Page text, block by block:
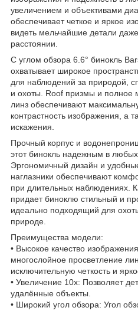
увеличением и объективами
обеспечивает четкое и яркое
видеть мельчайшие детали
расстоянии.
С углом обзора 6.6° бинокль
охватывает широкое
для наблюдений за природой,
и охоты. Roof призмы и полное
линз обеспечивают
контрастность изображения, а
искажения.
Прочный корпус и
этот бинокль надежным в любых
Эргономичный дизайн и
наглазники обеспечивают
при длительных наблюдениях.
придает биноклю стильный и
идеально подходящий для
природе.
Преимущества модели:
• Высокое качество
многослойное просветление
исключительную четкость и
• Увеличение 10x: Позволяет
удалённые объекты.
• Широкий угол обзора: Угол